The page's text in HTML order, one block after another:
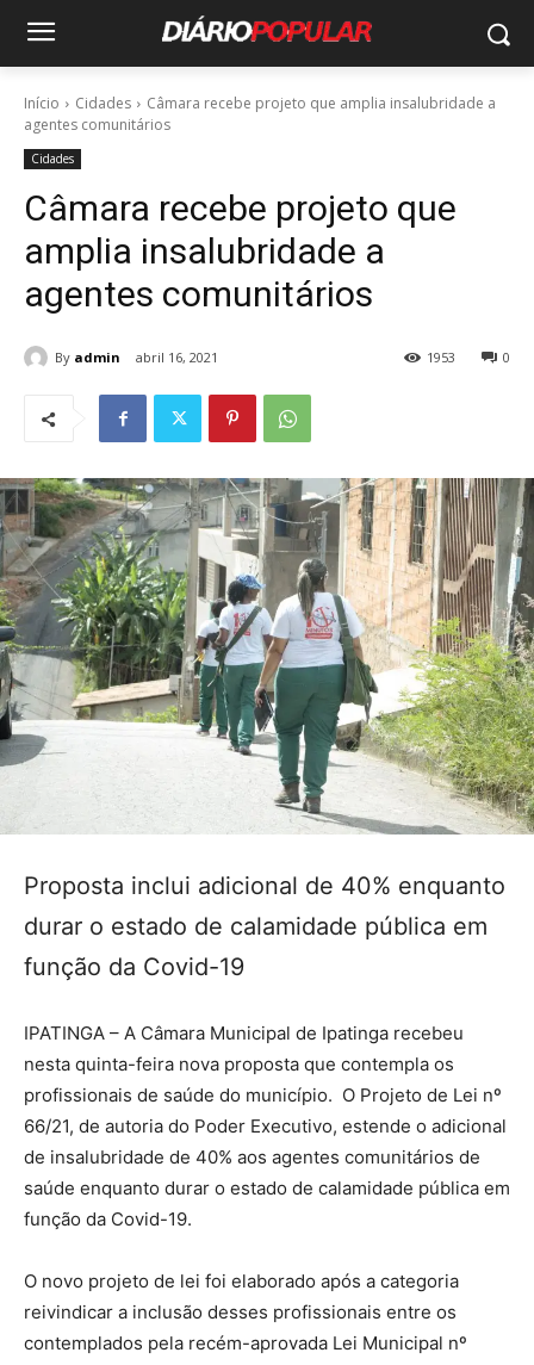
Início Cidades
Câmara recebe projeto que amplia insalubridade a
agentes comunitários
Cidades
Câmara recebe projeto que
amplia insalubridade a
agentes comunitários
By admin abril 16, 2021 0
1953
Proposta inclui adicional de 40% enquanto
durar o estado de calamidade pública em
função da Covid-19
IPATINGA – A Câmara Municipal de Ipatinga recebeu
nesta quinta-feira nova proposta que contempla os
profissionais de saúde do município. O Projeto de Lei nº
66/21, de autoria do Poder Executivo, estende o adicional
de insalubridade de 40% aos agentes comunitários de
saúde enquanto durar o estado de calamidade pública em
função da Covid-19.
O novo projeto de lei foi elaborado após a categoria
reivindicar a inclusão desses profissionais entre os
contemplados pela recém-aprovada Lei Municipal nº